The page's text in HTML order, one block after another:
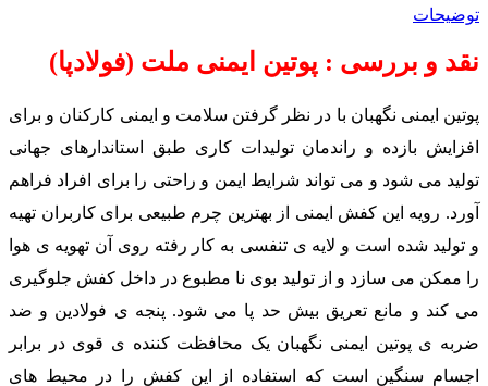
توضیحات
نقد و بررسی : پوتین ایمنی ملت (فولادپا)
پوتین ایمنی نگهبان با در نظر گرفتن سلامت و ایمنی کارکنان و برای
افزایش بازده و راندمان تولیدات کاری طبق استاندارهای جهانی
تولید می شود و می تواند شرایط ایمن و راحتی را برای افراد فراهم
آورد. رویه این کفش ایمنی از بهترین چرم طبیعی برای کاربران تهیه
و تولید شده است و لایه ی تنفسی به کار رفته روی آن تهویه ی هوا
را ممکن می سازد و از تولید بوی نا مطبوع در داخل کفش جلوگیری
می کند و مانع تعریق بیش حد پا می شود. پنجه ی فولادین و ضد
ضربه ی پوتین ایمنی نگهبان یک محافظت کننده ی قوی در برابر
اجسام سنگین است که استفاده از این کفش را در محیط های